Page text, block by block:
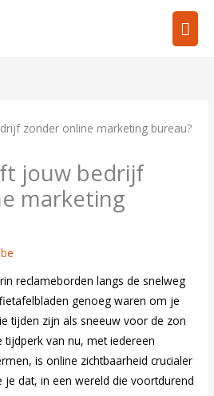
jouw bedrijf
marketing
reclameborden langs de snelweg
genoeg waren om je
tijden zijn als sneeuw voor de zon
tijdperk van nu, met iedereen
is online zichtbaarheid crucialer
je dat, in een wereld die voortdurend